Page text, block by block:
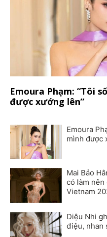
Emoura Phạm: “Tôi
được xướng lên”
Emoura
mình được
Mai Bảo
có làm nên
Vietnam
Diệu Nhi
điệu, nhan